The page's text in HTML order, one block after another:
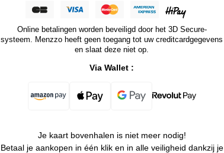
Online betalingen worden beveiligd door het 3D Secure-
systeem. Menzzo heeft geen toegang tot uw creditcardgegevens
en slaat deze niet op.
Via Wallet :
Je kaart bovenhalen is niet meer nodig!
Betaal je aankopen in één klik en in alle veiligheid dankzij je